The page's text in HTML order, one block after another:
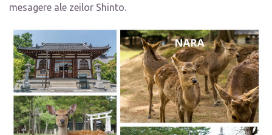
mesagere ale zeilor Shinto.